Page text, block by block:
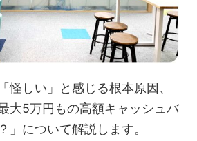
怪しい」と感じる根本原因、
大5万円もの高額キャッシュバ
」について解説します。